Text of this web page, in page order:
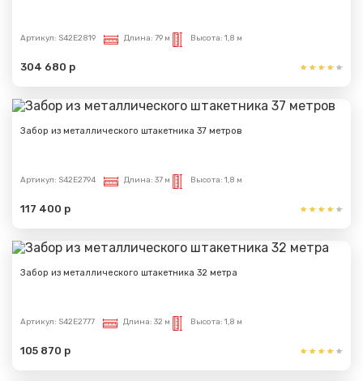
Артикул: S42E2819 Длина: 79 м Высота: 1,8 м
304 680 р
Забор из металлического штакетника 37 метров
Артикул: S42E2794 Длина: 37 м Высота: 1,8 м
117 400 р
Забор из металлического штакетника 32 метра
Артикул: S42E2777 Длина: 32 м Высота: 1,8 м
105 870 р
отправлено